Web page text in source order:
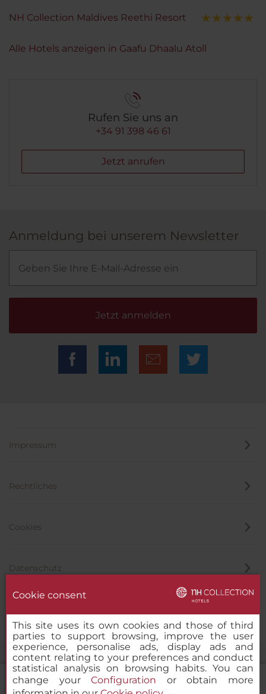
NH Collection Maldives Reethi Resort
Alle Hotels anzeigen in Gaafu Dhaalu Atoll
Rufen Sie uns an
+34 91 398 46 61
Jetzt anrufen
Anmeldung bei unserem Newsletter
Jetzt anmelden
Impressum
Rechtliches
Cookies
Datenschutz
Cookie consent
This site uses its own cookies and those of third
parties to support browsing, improve the user
experience, personalise ads, display ads and
content relating to your preferences and conduct
statistical analysis on browsing habits. You can
change yourConfiguration or obtain more